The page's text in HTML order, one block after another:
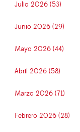
Julio 2026 (53)
Junio 2026 (29)
Mayo 2026 (44)
Abril 2026 (58)
Marzo 2026 (71)
Febrero 2026 (28)